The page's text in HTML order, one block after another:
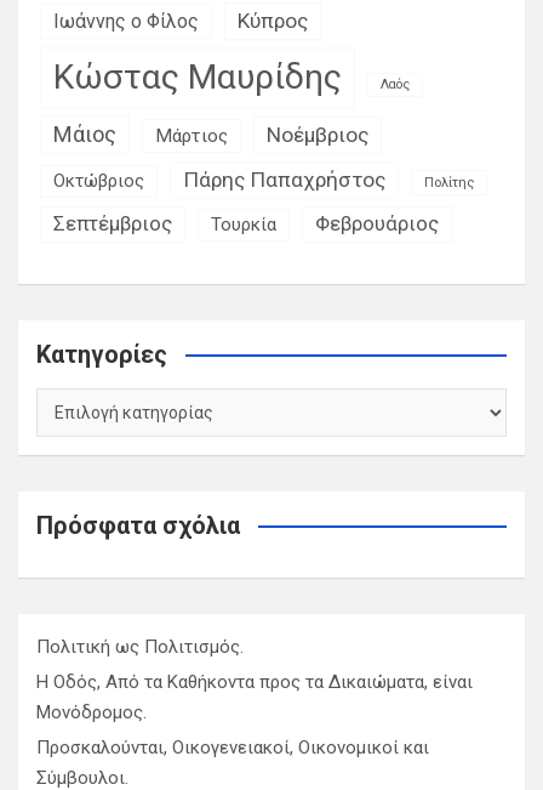
Ιωάννης ο Φίλος Κύπρος
Κώστας Μαυρίδης Λαός
Μάιος Μάρτιος Νοέμβριος
Οκτώβριος Πάρης Παπαχρήστος Πολίτης
Σεπτέμβριος Τουρκία Φεβρουάριος
Kατηγορίες
Kατηγορίες
Πρόσφατα σχόλια
Πολιτική ως Πολιτισμός.
Η Οδός, Από τα Καθήκοντα προς τα Δικαιώματα, είναι
Μονόδρομος.
Προσκαλούνται, Οικογενειακοί, Οικονομικοί και
Σύμβουλοι.